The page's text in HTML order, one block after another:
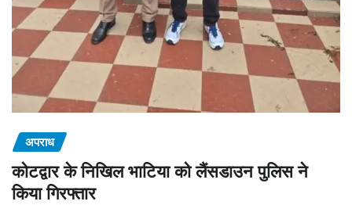
अपराध
कोटद्वार के निखिल भाटिया को लैंसडाउन पुलिस ने
किया गिरफ्तार